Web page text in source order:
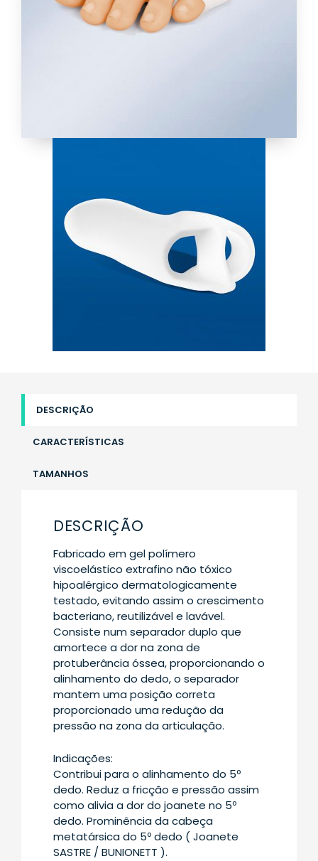
DESCRIÇÃO
CARACTERÍSTICAS
TAMANHOS
DESCRIÇÃO
Fabricado em gel polímero
viscoelástico extrafino não tóxico
hipoalérgico dermatologicamente
testado, evitando assim o crescimento
bacteriano, reutilizável e lavável.
Consiste num separador duplo que
amortece a dor na zona de
protuberância óssea, proporcionando o
alinhamento do dedo, o separador
mantem uma posição correta
proporcionado uma redução da
pressão na zona da articulação.
Indicações:
Contribui para o alinhamento do 5º
dedo. Reduz a fricção e pressão assim
como alivia a dor do joanete no 5º
dedo. Prominência da cabeça
metatársica do 5º dedo ( Joanete
SASTRE / BUNIONETT ).